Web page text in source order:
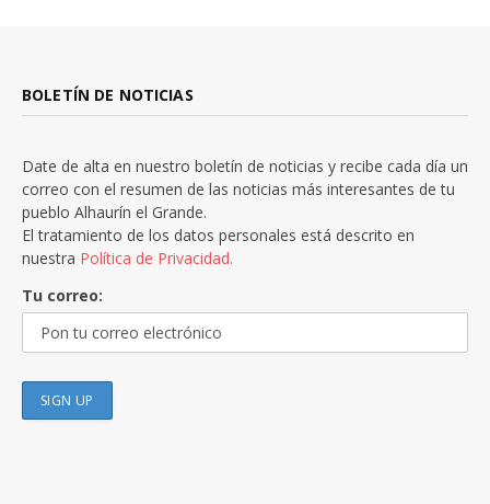
BOLETÍN DE NOTICIAS
Date de alta en nuestro boletín de noticias y recibe cada día un
correo con el resumen de las noticias más interesantes de tu
pueblo Alhaurín el Grande.
El tratamiento de los datos personales está descrito en
nuestra Política de Privacidad.
Tu correo: